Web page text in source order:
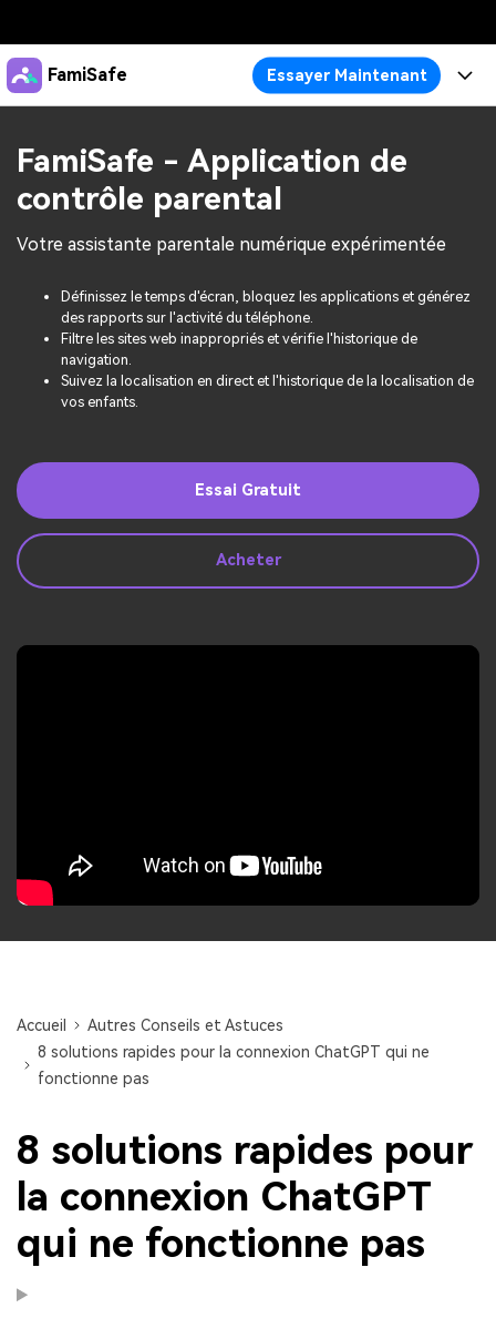
Produits phares
Utilité
Aperçu
Solutions
Actualités
Boutique
Support
FamiSafe Essayer Maintenant
FamiSafe
Protégez la Vie Numérique de Vos Enfants
Essai Gratuit
FamiSafe pour Écoles
Essai Gratuit
Fonctionnalités
Activité de l'Appareil
Service de Localisation
Blog
Traceur de Localisation
Temps d'Écran
Blocage d'Apps
Guide Parental
Ressources
Thèmes Phares
Guide FamiSafe
Tarifs
FamiSafe - Application de
contrôle parental
Votre assistante parentale numérique expérimentée
Définissez le temps d'écran, bloquez les applications et générez
des rapports sur l'activité du téléphone.
Filtre les sites web inappropriés et vérifie l'historique de
navigation.
Suivez la localisation en direct et l'historique de la localisation de
vos enfants.
Essai Gratuit
Acheter
Accueil
Autres Conseils et Astuces
8 solutions rapides pour la connexion ChatGPT qui ne
fonctionne pas
8 solutions rapides pour
la connexion ChatGPT
qui ne fonctionne pas